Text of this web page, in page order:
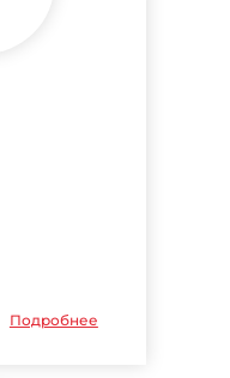
Подробнее